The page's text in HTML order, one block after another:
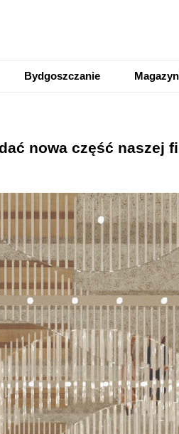
Bydgoszczanie
nowa część naszej